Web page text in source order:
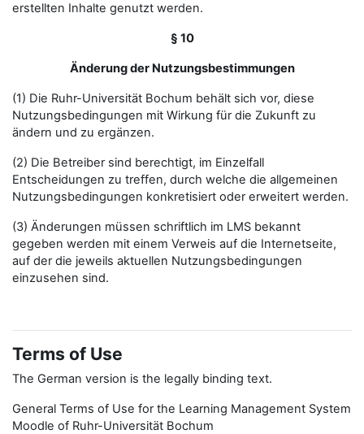
erstellten Inhalte genutzt werden.
§ 10
Änderung der Nutzungsbestimmungen
(1) Die Ruhr-Universität Bochum behält sich vor, diese
Nutzungsbedingungen mit Wirkung für die Zukunft zu
ändern und zu ergänzen.
(2) Die Betreiber sind berechtigt, im Einzelfall
Entscheidungen zu treffen, durch welche die allgemeinen
Nutzungsbedingungen konkretisiert oder erweitert werden.
(3) Änderungen müssen schriftlich im LMS bekannt
gegeben werden mit einem Verweis auf die Internetseite,
auf der die jeweils aktuellen Nutzungsbedingungen
einzusehen sind.
Terms of Use
The German version is the legally binding text.
General Terms of Use for the Learning Management System
Moodle of Ruhr-Universität Bochum